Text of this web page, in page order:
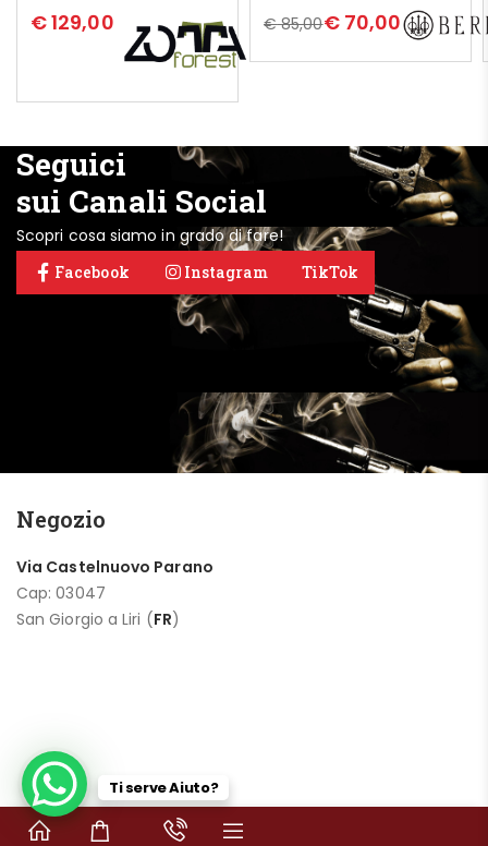
€129,00 €85,00€70,00
Seguici
sui Canali Social
Scopri cosa siamo in grado di fare!
Facebook Instagram TikTok
Negozio
Via Castelnuovo Parano
Cap: 03047
San Giorgio a Liri (FR)
Ti serve Aiuto?